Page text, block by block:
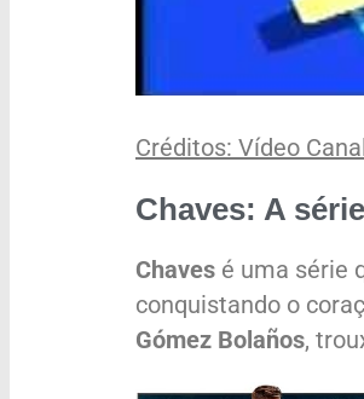
Créditos: Vídeo
Chaves: A
Chaves é uma série
conquistando o
Gómez Bolaños,